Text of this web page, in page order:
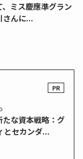
ミス慶應準グラン
さんに...
な資本戦略：グ
とセカンダ...